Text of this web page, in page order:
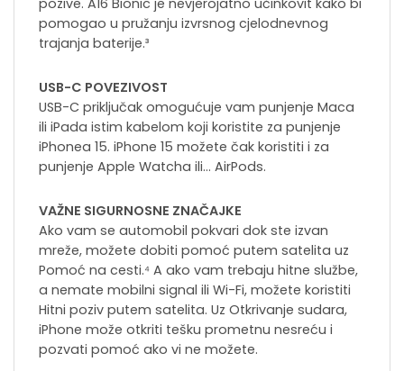
pomogao u pružanju izvrsnog cjelodnevnog
trajanja baterije.³
USB-C POVEZIVOST
USB-C priključak omogućuje vam punjenje Maca
ili iPada istim kabelom koji koristite za punjenje
iPhonea 15. iPhone 15 možete čak koristiti i za
punjenje Apple Watcha ili… AirPods.
VAŽNE SIGURNOSNE ZNAČAJKE
Ako vam se automobil pokvari dok ste izvan
mreže, možete dobiti pomoć putem satelita uz
Pomoć na cesti.⁴ A ako vam trebaju hitne službe,
a nemate mobilni signal ili Wi-Fi, možete koristiti
Hitni poziv putem satelita. Uz Otkrivanje sudara,
iPhone može otkriti tešku prometnu nesreću i
pozvati pomoć ako vi ne možete.